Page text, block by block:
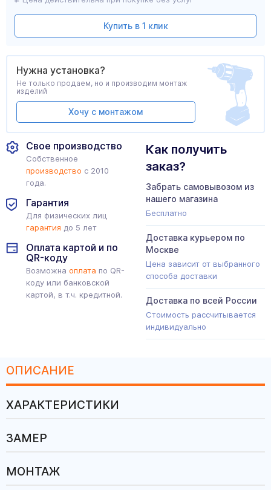
Купить в 1 клик
Свое производство
Собственное
производство с 2010
года.
Гарантия
Для физических лиц
гарантия до 5 лет
Оплата картой и по
QR-коду
Возможна оплата по QR-
коду или банковской
картой, в т.ч. кредитной.
Как получить
заказ?
Забрать самовывозом из
нашего магазина
Бесплатно
Доставка курьером по
Москве
Цена зависит от выбранного
способа доставки
Доставка по всей России
Стоимость рассчитывается
индивидуально
Нужна установка?
Не только продаем, но и производим монтаж
изделий
Хочу с монтажом
ОПИСАНИЕ
ХАРАКТЕРИСТИКИ
ЗАМЕР
МОНТАЖ